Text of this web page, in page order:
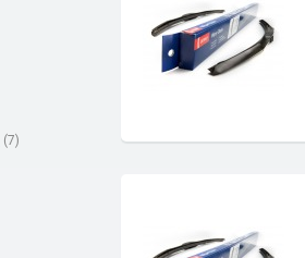
(7)